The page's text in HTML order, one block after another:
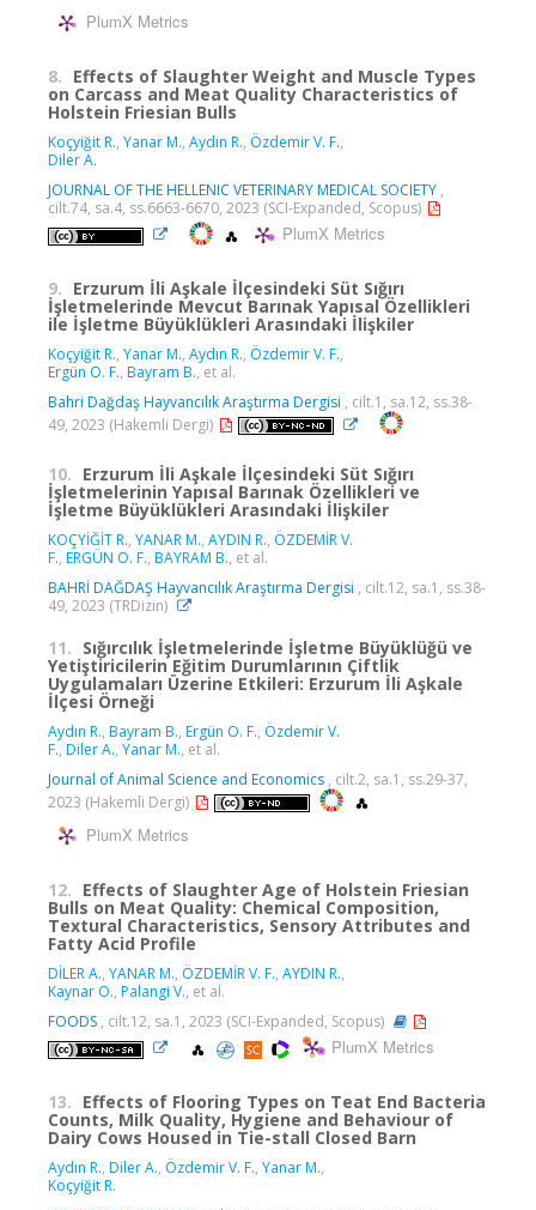
PlumX Metrics
8. Effects of Slaughter Weight and Muscle Types
on Carcass and Meat Quality Characteristics of
Holstein Friesian Bulls
Koçyiğit R., Yanar M., Aydın R., Özdemir V. F.,
Diler A.
JOURNAL OF THE HELLENIC VETERINARY MEDICAL SOCIETY ,
cilt.74, sa.4, ss.6663-6670, 2023 (SCI-Expanded, Scopus)
PlumX Metrics
9. Erzurum İli Aşkale İlçesindeki Süt Sığırı
İşletmelerinde Mevcut Barınak Yapısal Özellikleri
ile İşletme Büyüklükleri Arasındaki İlişkiler
Koçyiğit R., Yanar M., Aydın R., Özdemir V. F.,
Ergün O. F., Bayram B., et al.
Bahri Dağdaş Hayvancılık Araştırma Dergisi , cilt.1, sa.12, ss.38-
49, 2023 (Hakemli Dergi)
10. Erzurum İli Aşkale İlçesindeki Süt Sığırı
İşletmelerinin Yapısal Barınak Özellikleri ve
İşletme Büyüklükleri Arasındaki İlişkiler
KOÇYİĞİT R., YANAR M., AYDIN R., ÖZDEMİR V.
F., ERGÜN O. F., BAYRAM B., et al.
BAHRİ DAĞDAŞ Hayvancılık Araştırma Dergisi , cilt.12, sa.1, ss.38-
49, 2023 (TRDizin)
11. Sığırcılık İşletmelerinde İşletme Büyüklüğü ve
Yetiştiricilerin Eğitim Durumlarının Çiftlik
Uygulamaları Üzerine Etkileri: Erzurum İli Aşkale
İlçesi Örneği
Aydın R., Bayram B., Ergün O. F., Özdemir V.
F., Diler A., Yanar M., et al.
Journal of Animal Science and Economics , cilt.2, sa.1, ss.29-37,
2023 (Hakemli Dergi)
PlumX Metrics
12. Effects of Slaughter Age of Holstein Friesian
Bulls on Meat Quality: Chemical Composition,
Textural Characteristics, Sensory Attributes and
Fatty Acid Profile
DİLER A., YANAR M., ÖZDEMİR V. F., AYDIN R.,
Kaynar O., Palangi V., et al.
FOODS , cilt.12, sa.1, 2023 (SCI-Expanded, Scopus)
PlumX Metrics
13. Effects of Flooring Types on Teat End Bacteria
Counts, Milk Quality, Hygiene and Behaviour of
Dairy Cows Housed in Tie-stall Closed Barn
Aydın R., Diler A., Özdemir V. F., Yanar M.,
Koçyiğit R.